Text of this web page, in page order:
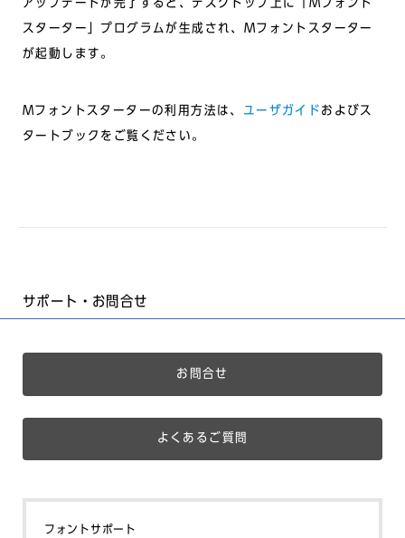
アップデートが完了すると、デスクトップ上に「Mフォント
スターター」プログラムが生成され、Mフォントスターター
が起動します。
Mフォントスターターの利用方法は、 ユーザガイド およびス
タートブックをご覧ください。
サポート・お問合せ
お問合せ
よくあるご質問
フォントサポート